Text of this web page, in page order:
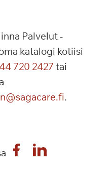
Palvelut -
katalogi kotiisi
720 2427 tai
.